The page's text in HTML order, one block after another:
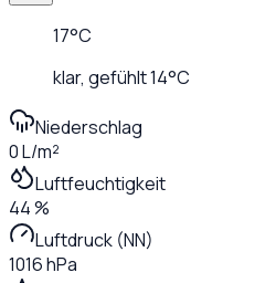
17°C
klar, gefühlt14°C
Niederschlag
0 L/m²
Luftfeuchtigkeit
44 %
Luftdruck (NN)
1016 hPa